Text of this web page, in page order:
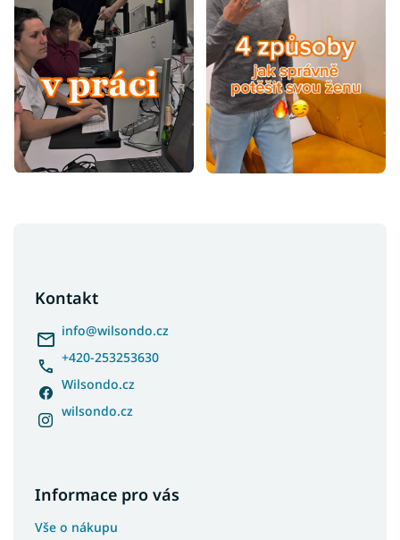
Kontakt
info@wilsondo.cz
+420-253253630
Wilsondo.cz
wilsondo.cz
Informace pro vás
Vše o nákupu